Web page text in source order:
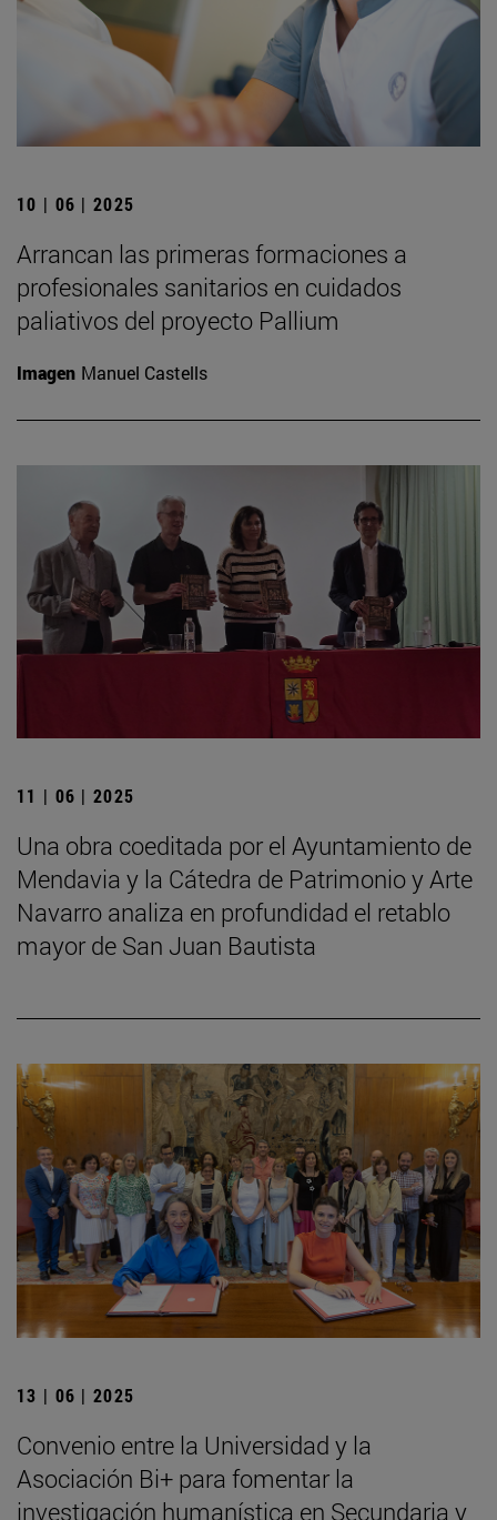
10 | 06 | 2025
Arrancan las primeras formaciones a
profesionales sanitarios en cuidados
paliativos del proyecto Pallium
Imagen Manuel Castells
11 | 06 | 2025
Una obra coeditada por el Ayuntamiento de
Mendavia y la Cátedra de Patrimonio y Arte
Navarro analiza en profundidad el retablo
mayor de San Juan Bautista
13 | 06 | 2025
Convenio entre la Universidad y la
Asociación Bi+ para fomentar la
investigación humanística en Secundaria y